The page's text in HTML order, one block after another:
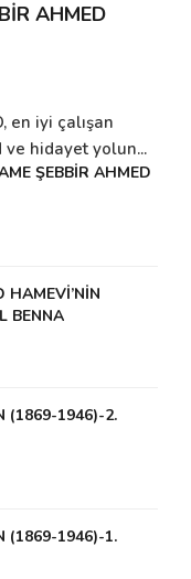
AHMED
en iyi çalışan
hidayet yolun...
ŞEBBİR AHMED
BENNA
(1869-1946)-2.
(1869-1946)-1.